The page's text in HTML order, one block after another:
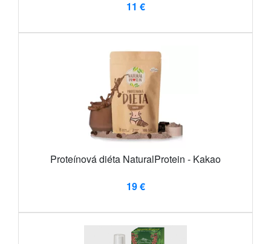
11 €
Proteínová diéta NaturalProtein - Kakao
19 €